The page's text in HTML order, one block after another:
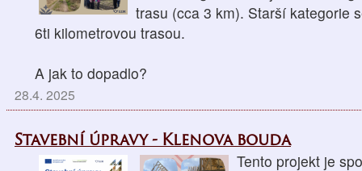
trasu (cca 3 km). Starší kategorie
6ti kilometrovou trasou.
A jak to dopadlo?
28.4. 2025
Stavební úpravy - Klenova bouda
Tento projekt je